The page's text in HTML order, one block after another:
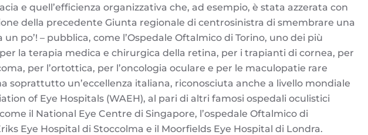
e quell’efficienza organizzativa che, ad esempio, è stata azzerata con
della precedente Giunta regionale di centrosinistra di smembrare una
po’! – pubblica, come l’Ospedale Oftalmico di Torino, uno dei più
la terapia medica e chirurgica della retina, per i trapianti di cornea, per
per l’ortottica, per l’oncologia oculare e per le maculopatie rare
soprattutto un’eccellenza italiana, riconosciuta anche a livello mondiale
of Eye Hospitals (WAEH), al pari di altri famosi ospedali oculistici
il National Eye Centre di Singapore, l’ospedale Oftalmico di
Eye Hospital di Stoccolma e il Moorfields Eye Hospital di Londra.